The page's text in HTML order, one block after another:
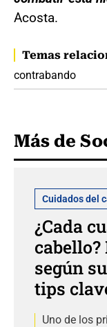
Acosta.
Temas
contrabando
Más de
Cuidados del
¿Cada
según
tips
Uno de los